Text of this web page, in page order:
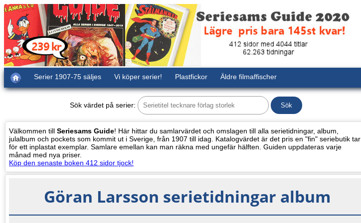
Serier 1907-75 säljes Vi köper serier! Plastfickor Äldre filmaffischer
Sök värdet på serier:
Välkommen till Seriesams Guide! Här hittar du samlarvärdet och omslagen till alla serietidningar, album,
julalbum och pockets som kommit ut i Sverige, från 1907 till idag. Katalogvärdet är det pris en "fin" seriebutik tar
för ett inplastat exemplar. Samlare emellan kan man räkna med ungefär hälften. Guiden uppdateras varje
månad med nya priser.
Köp den senaste boken 412 sidor tjock!
Göran Larsson serietidningar album